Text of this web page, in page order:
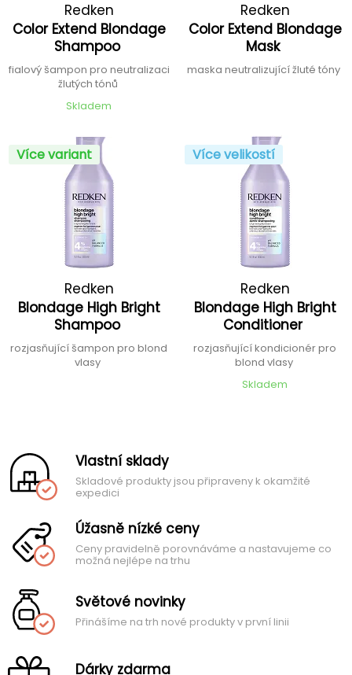
Redken
Color Extend Blondage
Shampoo
fialový šampon pro neutralizaci
žlutých tónů
Skladem
Redken
Color Extend Blondage
Mask
maska neutralizující žluté tóny
Více variant
Redken
Blondage High Bright
Shampoo
rozjasňující šampon pro blond
vlasy
Více velikostí
Redken
Blondage High Bright
Conditioner
rozjasňující kondicionér pro
blond vlasy
Skladem
Vlastní sklady
Skladové produkty jsou připraveny k okamžité
expedici
Úžasně nízké ceny
Ceny pravidelně porovnáváme a nastavujeme co
možná nejlépe na trhu
Světové novinky
Přinášíme na trh nové produkty v první linii
Dárky zdarma